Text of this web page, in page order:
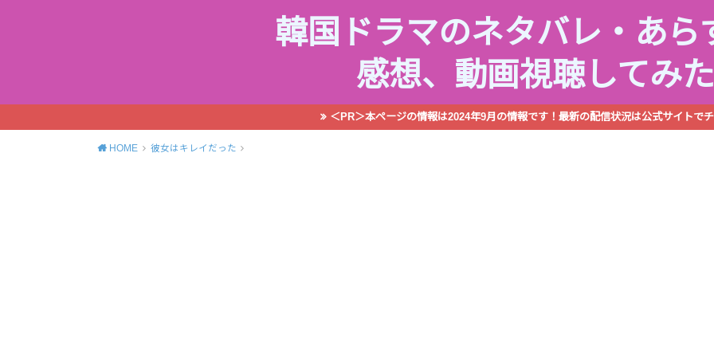
韓国ドラマのネタバレ・あら
感想、動画視聴してみた
＜PR＞本ページの情報は2024年9月の情報です！最新の配信状況は公式サイトで
HOME 彼女はキレイだった